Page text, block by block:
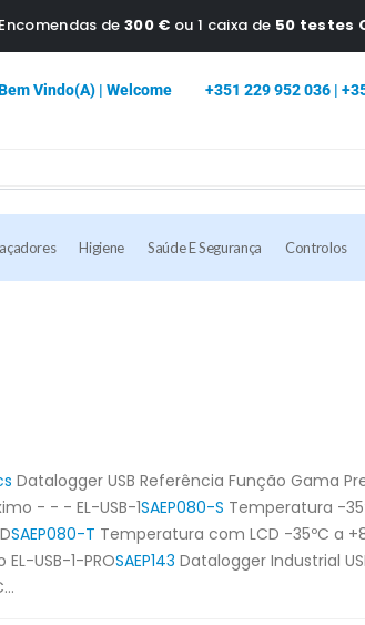
de300 € ou 1 caixa de 50 testes
Vindo(a) | Welcome +351 229 952 036 |
Higiene Saúde E Segurança Controlos
Datalogger USB Referência Função Gama
- - - EL-USB-1SAEP080-S Temperatura -
SAEP080-T Temperatura com LCD -35ºC a
EL-USB-1-PROSAEP143 Datalogger Industrial